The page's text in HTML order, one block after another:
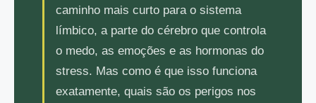
caminho mais curto para o sistema
límbico, a parte do cérebro que controla
o medo, as emoções e as hormonas do
stress. Mas como é que isso funciona
exatamente, quais são os perigos nos